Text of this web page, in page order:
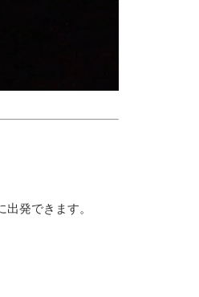
発できます。